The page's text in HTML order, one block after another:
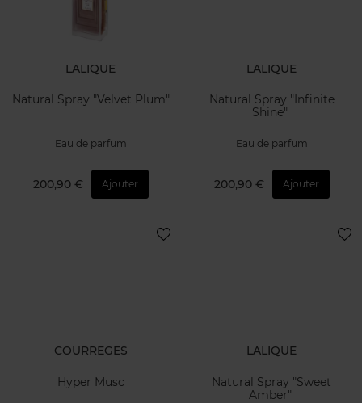
LALIQUE
Natural Spray "Velvet Plum"
Eau de parfum
200,90 € Ajouter
LALIQUE
Natural Spray "Infinite
Shine"
Eau de parfum
200,90 € Ajouter
COURREGES
Hyper Musc
LALIQUE
Natural Spray "Sweet
Amber"